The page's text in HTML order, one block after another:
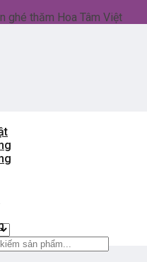
ghé thăm Hoa Tâm Việt